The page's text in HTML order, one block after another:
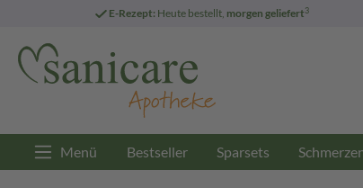
E-Rezept: Heute bestellt, morgen geliefert3
Menü Bestseller Sparsets